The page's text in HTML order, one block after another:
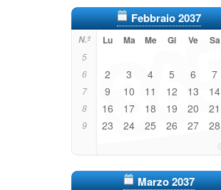
Febbraio 2037
N.º Lu Ma Me Gi Ve Sa
5
6 2 3 4 5 6 7
7 9 10 11 12 13 14
8 16 17 18 19 20 21
9 23 24 25 26 27 28
Marzo 2037